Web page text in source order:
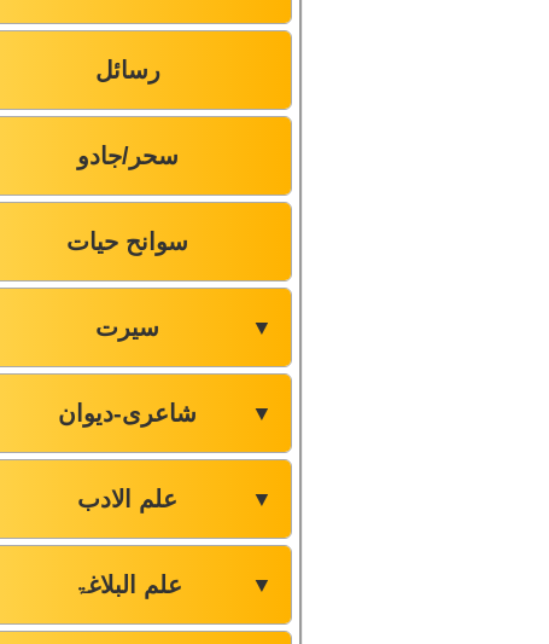
رسائل
سحر/جادو
سوانح حیات
سیرت ▼
شاعری-دیوان ▼
علم الادب ▼
علم البلاغۃ ▼